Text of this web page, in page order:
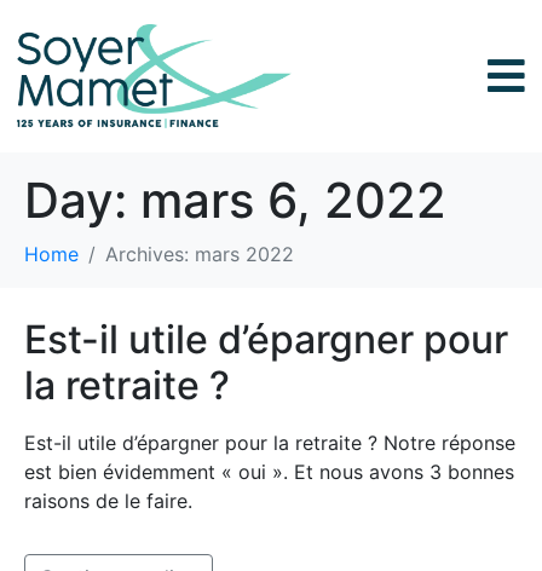
Day: mars 6, 2022
Home Archives: mars 2022
Est-il utile d’épargner pour
la retraite ?
Est-il utile d’épargner pour la retraite ? Notre réponse
est bien évidemment « oui ». Et nous avons 3 bonnes
raisons de le faire.